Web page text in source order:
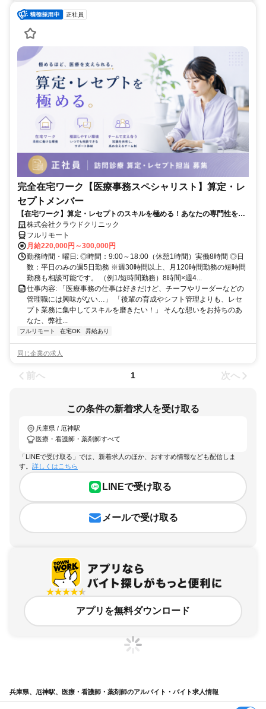
正社員
完全在宅ワーク【医療事務スペシャリスト】算定・レ
セプトメンバー
【在宅ワーク】算定・レセプトのスキルを極める！あなたの専門性を活
かせる！
株式会社クラウドクリニック
フルリモート
月給220,000円～300,000円
勤務時間・曜日: ◎時間：9:00～18:00（休憩1時間）実働8時間 ◎日
数：平日のみの週5日勤務 ※週30時間以上、月120時間勤務の短時間
勤務も相談可能です。 （例1/短時間勤務）8時間×週4...
仕事内容: 「医療事務の仕事は好きだけど、チーフやリーダーなどの
管理職には興味がない…」 「後輩の育成やシフト管理よりも、レセ
プト業務に集中してスキルを磨きたい！」 そんな想いをお持ちのあ
なた、弊社...
フルリモート 在宅OK 昇給あり
同じ企業の求人
前へ 1 次へ
この条件の新着求人を受け取る
兵庫県 / 厄神駅
医療・看護師・薬剤師すべて
「LINEで受け取る」では、新着求人のほか、おすすめ情報なども配信しま
す。 詳しくはこちら
LINEで受け取る
メールで受け取る
アプリを無料ダウンロード
兵庫県、厄神駅、医療・看護師・薬剤師のアルバイト・バイト求人情報